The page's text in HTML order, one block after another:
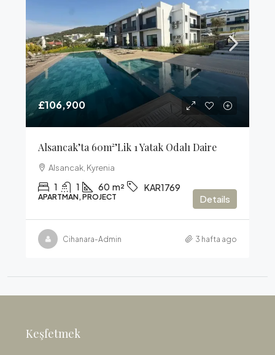
£106,900
Alsancak’ta 60m²’lik 1 Yatak Odalı Daire
Alsancak, Kyrenia
1 1 60 m² KAR1769
APARTMAN, PROJECT Details
Cihanara-Admin 3 hafta ago
Keşfetmek